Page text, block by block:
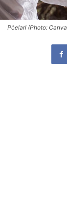
Pčelari (Photo: